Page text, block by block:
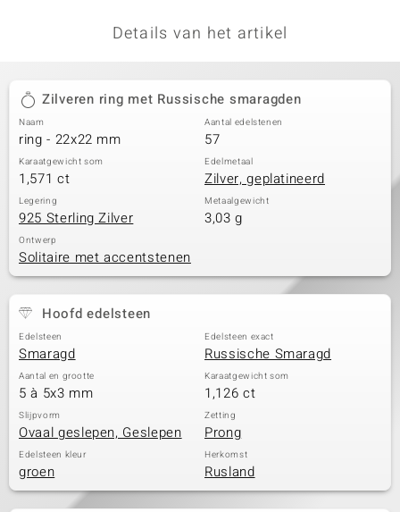
Details van het artikel
Zilveren ring met Russische smaragden
Naam
ring - 22x22 mm
Aantal edelstenen
57
Karaatgewicht som
1,571 ct
Edelmetaal
Zilver, geplatineerd
Legering
925 Sterling Zilver
Metaalgewicht
3,03 g
Ontwerp
Solitaire met accentstenen
Hoofd edelsteen
Edelsteen
Smaragd
Edelsteen exact
Russische Smaragd
Aantal en grootte
5 à 5x3 mm
Karaatgewicht som
1,126 ct
Slijpvorm
Ovaal geslepen, Geslepen
Zetting
Prong
Edelsteen kleur
groen
Herkomst
Rusland